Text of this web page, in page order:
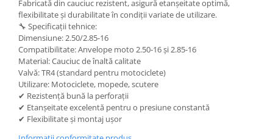
Fabricată din cauciuc rezistent, asigură etanșeitate optimă,
flexibilitate și durabilitate în condiții variate de utilizare.
🔧 Specificații tehnice:
Dimensiune: 2.50/2.85-16
Compatibilitate: Anvelope moto 2.50-16 și 2.85-16
Material: Cauciuc de înaltă calitate
Valvă: TR4 (standard pentru motociclete)
Utilizare: Motociclete, mopede, scutere
✔ Rezistență bună la perforații
✔ Etanșeitate excelentă pentru o presiune constantă
✔ Flexibilitate și montaj ușor